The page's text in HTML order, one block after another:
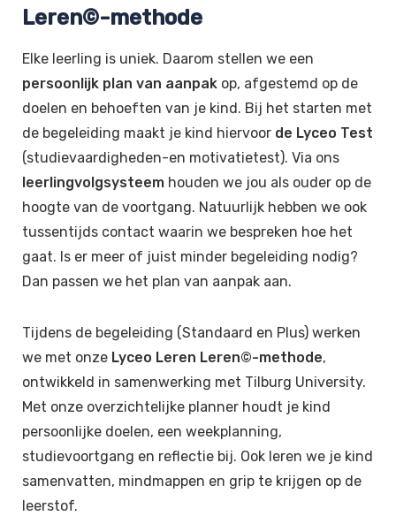
Leren©-methode
Elke leerling is uniek. Daarom stellen we een
persoonlijk plan van aanpak op, afgestemd op de
doelen en behoeften van je kind. Bij het starten met
de begeleiding maakt je kind hiervoor de Lyceo Test
(studievaardigheden-en motivatietest). Via ons
leerlingvolgsysteem houden we jou als ouder op de
hoogte van de voortgang. Natuurlijk hebben we ook
tussentijds contact waarin we bespreken hoe het
gaat. Is er meer of juist minder begeleiding nodig?
Dan passen we het plan van aanpak aan.
Tijdens de begeleiding (Standaard en Plus) werken
we met onze Lyceo Leren Leren©-methode,
ontwikkeld in samenwerking met Tilburg University.
Met onze overzichtelijke planner houdt je kind
persoonlijke doelen, een weekplanning,
studievoortgang en reflectie bij. Ook leren we je kind
samenvatten, mindmappen en grip te krijgen op de
leerstof.